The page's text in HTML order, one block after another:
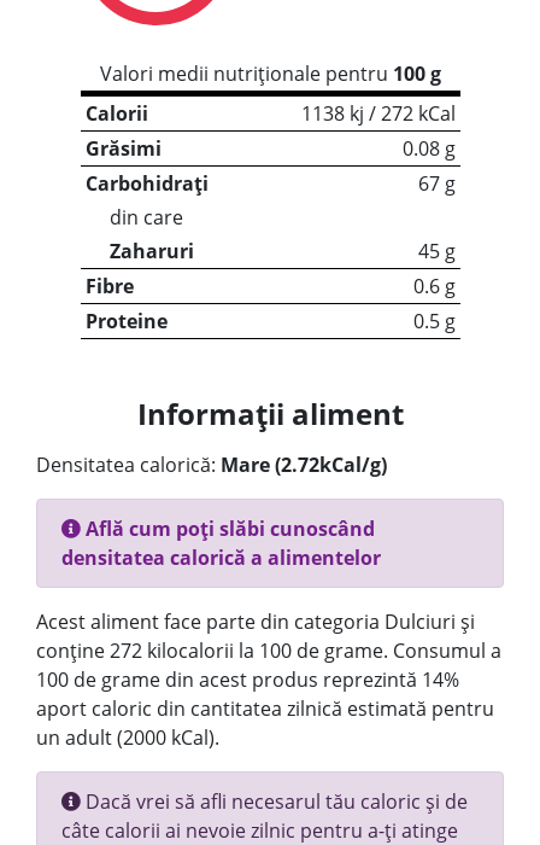
Valori medii nutriționale pentru 100 g
Calorii
1138 kj / 272 kCal
Grăsimi
0.08 g
Carbohidrați
67 g
din care
Zaharuri
45 g
Fibre
0.6 g
Proteine
0.5 g
Informații aliment
Densitatea calorică: Mare (2.72kCal/g)
Află cum poți slăbi cunoscând
densitatea calorică a alimentelor
Acest aliment face parte din categoria Dulciuri și
conține 272 kilocalorii la 100 de grame. Consumul a
100 de grame din acest produs reprezintă 14%
aport caloric din cantitatea zilnică estimată pentru
un adult (2000 kCal).
Dacă vrei să afli necesarul tău caloric și de
câte calorii ai nevoie zilnic pentru a-ți atinge